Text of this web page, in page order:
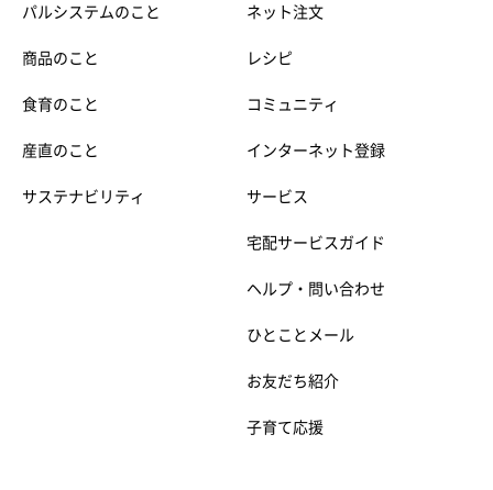
パルシステムのこと
商品のこと
食育のこと
産直のこと
サステナビリティ
ネット注文
レシピ
コミュニティ
インターネット登録
サービス
宅配サービスガイド
ヘルプ・問い合わせ
ひとことメール
お友だち紹介
子育て応援